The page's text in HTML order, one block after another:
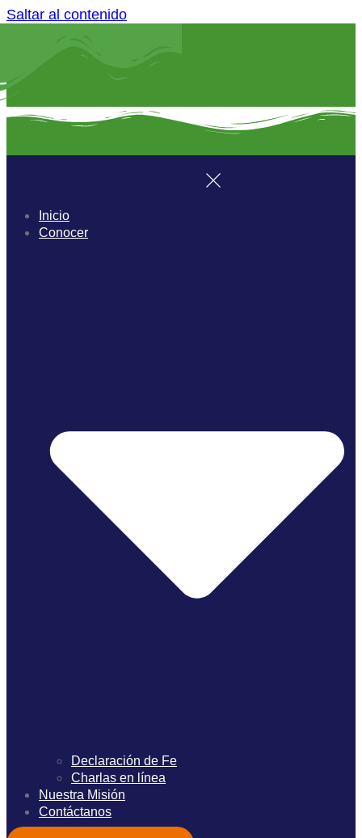
Saltar al contenido
Inicio
Conocer
Declaración de Fe
Charlas en línea
Nuestra Misión
Contáctanos